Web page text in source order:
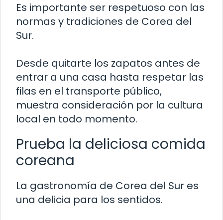
Es importante ser respetuoso con las
normas y tradiciones de Corea del
Sur.
Desde quitarte los zapatos antes de
entrar a una casa hasta respetar las
filas en el transporte público,
muestra consideración por la cultura
local en todo momento.
Prueba la deliciosa comida
coreana
La gastronomía de Corea del Sur es
una delicia para los sentidos.